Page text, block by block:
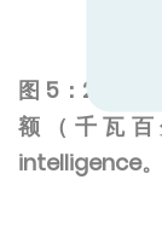
图 5：2021
额（千瓦
intelligence。